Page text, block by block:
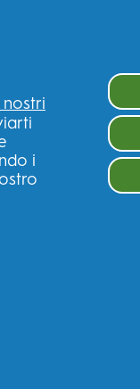
nostri
i